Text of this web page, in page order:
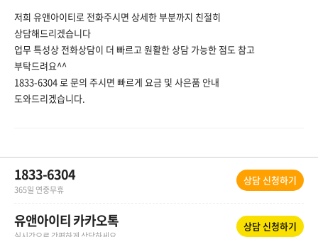
저희 유앤아이티로 전화주시면 상세한 부분까지 친절히
상담해드리겠습니다
업무 특성상 전화상담이 더 빠르고 원활한 상담 가능한 점도 참고
부탁드려요^^
1833-6304 로 문의 주시면 빠르게 요금 및 사은품 안내
도와드리겠습니다.
1833-6304
365일 연중무휴
상담 신청하기
유앤아이티 카카오톡 상담 신청하기